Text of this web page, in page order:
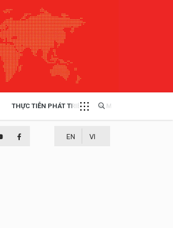
THỰC TIỄN PHÁT TRIỂN MULTIMEDIA
EN VI